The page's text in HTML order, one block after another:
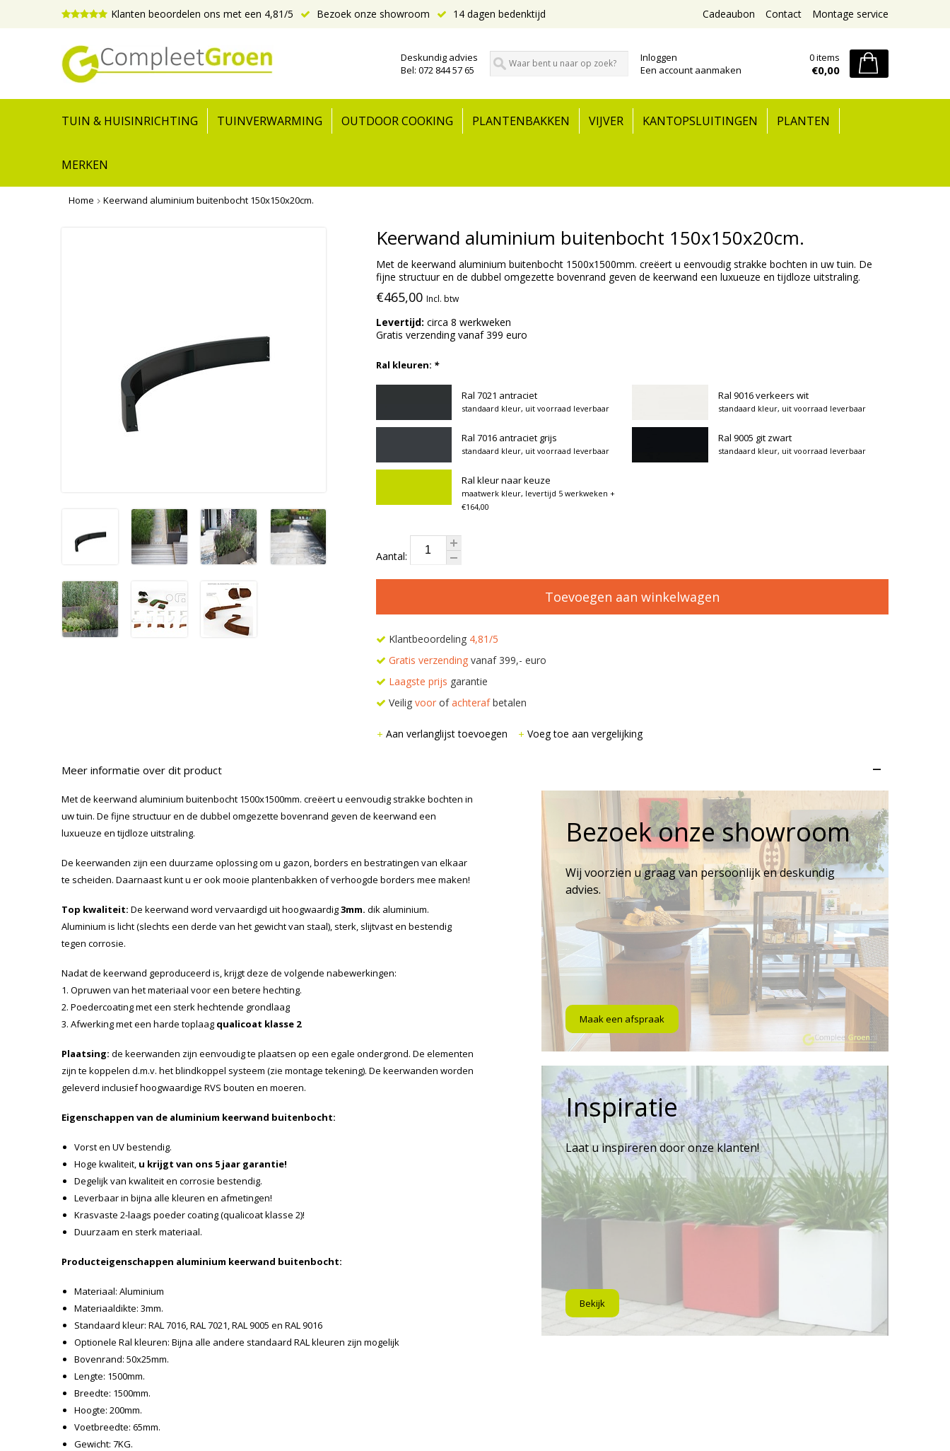
Klanten beoordelen ons met een 4,81/5 Bezoek onze showroom 14 dagen bedenktijd Montage service
Contact
Cadeaubon
Deskundig advies
Bel: 072 844 57 65
Inloggen
Een account aanmaken
0 items
€0,00
TUIN & HUISINRICHTING TUINVERWARMING OUTDOOR COOKING PLANTENBAKKEN VIJVER KANTOPSLUITINGEN PLANTEN
MERKEN
Home Keerwand aluminium buitenbocht 150x150x20cm.
Keerwand aluminium buitenbocht 150x150x20cm.
Met de keerwand aluminium buitenbocht 1500x1500mm. creëert u eenvoudig strakke bochten in uw tuin. De
fijne structuur en de dubbel omgezette bovenrand geven de keerwand een luxueuze en tijdloze uitstraling.
€465,00 Incl. btw
Levertijd: circa 8 werkweken
Gratis verzending vanaf 399 euro
Ral kleuren: *
Ral 7021 antraciet
standaard kleur, uit voorraad leverbaar
Ral 9016 verkeers wit
standaard kleur, uit voorraad leverbaar
Ral 7016 antraciet grijs
standaard kleur, uit voorraad leverbaar
Ral 9005 git zwart
standaard kleur, uit voorraad leverbaar
Ral kleur naar keuze
maatwerk kleur, levertijd 5 werkweken +
€164,00
Aantal:
Toevoegen aan winkelwagen
Klantbeoordeling 4,81/5
Gratis verzendingvanaf 399,- euro
Laagste prijs garantie
Veilig voorofachterafbetalen
Aan verlanglijst toevoegen Voeg toe aan vergelijking
Meer informatie over dit product –
Met de keerwand aluminium buitenbocht 1500x1500mm. creëert u eenvoudig strakke bochten in
uw tuin. De fijne structuur en de dubbel omgezette bovenrand geven de keerwand een
luxueuze en tijdloze uitstraling.
De keerwanden zijn een duurzame oplossing om u gazon, borders en bestratingen van elkaar
te scheiden. Daarnaast kunt u er ook mooie plantenbakken of verhoogde borders mee maken!
Top kwaliteit: De keerwand word vervaardigd uit hoogwaardig3mm. dik aluminium.
Aluminium is licht (slechts een derde van het gewicht van staal), sterk, slijtvast en bestendig
tegen corrosie.
Nadat de keerwand geproduceerd is, krijgt deze de volgende nabewerkingen:
1. Opruwen van het materiaal voor een betere hechting.
2. Poedercoating met een sterk hechtende grondlaag
3. Afwerking met een harde toplaag qualicoat klasse 2
Plaatsing: de keerwanden zijn eenvoudig te plaatsen op een egale ondergrond. De elementen
zijn te koppelen d.m.v. het blindkoppel systeem (zie montage tekening). De keerwanden worden
geleverd inclusief hoogwaardige RVS bouten en moeren.
Eigenschappen van de aluminium keerwand buitenbocht:
Vorst en UV bestendig.
Hoge kwaliteit, u krijgt van ons 5 jaar garantie!
Degelijk van kwaliteit en corrosie bestendig.
Leverbaar in bijna alle kleuren en afmetingen!
Krasvaste 2-laags poeder coating (qualicoat klasse 2)!
Duurzaam en sterk materiaal.
Producteigenschappen aluminium keerwand buitenbocht:
Materiaal: Aluminium
Materiaaldikte: 3mm.
Standaard kleur: RAL 7016, RAL 7021, RAL 9005 en RAL 9016
Optionele Ral kleuren: Bijna alle andere standaard RAL kleuren zijn mogelijk
Bovenrand: 50x25mm.
Lengte: 1500mm.
Breedte: 1500mm.
Hoogte: 200mm.
Voetbreedte: 65mm.
Gewicht: 7KG.
Bezoek onze showroom
Wij voorzien u graag van persoonlijk en deskundig
advies.
Maak een afspraak
Inspiratie
Laat u inspireren door onze klanten!
Bekijk